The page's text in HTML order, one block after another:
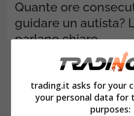
Quante ore
guidare un autista?
parlano chiaro
trading.it asks for your
your personal data for
purposes: